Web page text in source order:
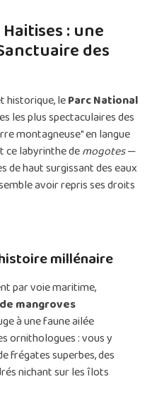
: une
des
historique, leParc National
les plus spectaculaires des
montagneuse" en langue
ce labyrinthe demogotes—
de haut surgissant des eaux
avoir repris ses droits
millénaire
par voie maritime,
mangroves
à une faune ailée
ornithologues : vous y
frégates superbes, des
nichant sur les îlots